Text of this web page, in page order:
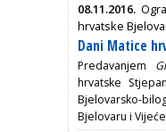
08.11.2016.
hrvatske
Dani Matice
Predavanjem
hrvatske
Bjelovarsko-
Bjelovaru i